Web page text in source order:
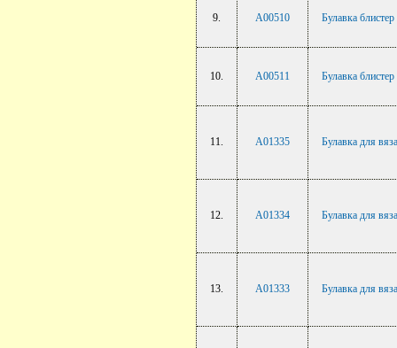
9. A00510 Булавка
10. A00511 Булавка
11. A01335 Булавка для
12. A01334 Булавка для
13. A01333 Булавка для